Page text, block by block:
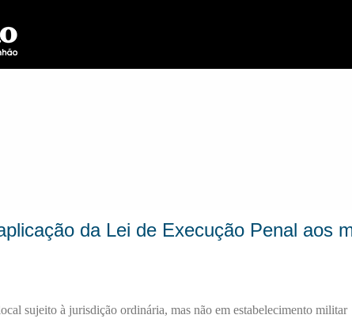
da Lei de Execução Penal aos
sujeito à jurisdição ordinária, mas não em estabelecimento militar